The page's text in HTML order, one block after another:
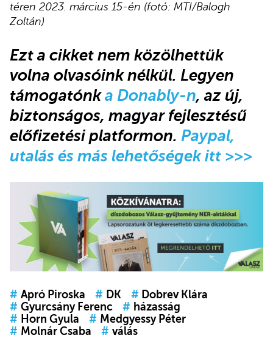
téren 2023. március 15-én (fotó: MTI/Balogh
Zoltán)
Ezt a cikket nem közölhettük
volna olvasóink nélkül. Legyen
támogatónka Donably-n, az új,
biztonságos, magyar fejlesztésű
előfizetési platformon. Paypal,
utalás és más lehetőségek itt >>>
# Apró Piroska # DK # Dobrev Klára
# Gyurcsány Ferenc # házasság
# Horn Gyula # Medgyessy Péter
# Molnár Csaba # válás